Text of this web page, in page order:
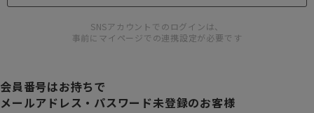
SNSアカウントでのログインは、
事前にマイページでの連携設定が必要です
会員番号はお持ちで
メールアドレス・パスワード未登録のお客様